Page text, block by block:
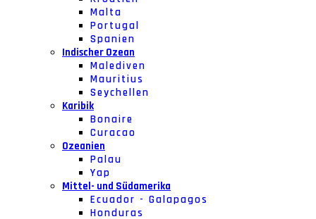
Malta
Portugal
Spanien
Indischer Ozean
Malediven
Mauritius
Seychellen
Karibik
Bonaire
Curacao
Ozeanien
Palau
Yap
Mittel- und Südamerika
Ecuador - Galapagos
Honduras